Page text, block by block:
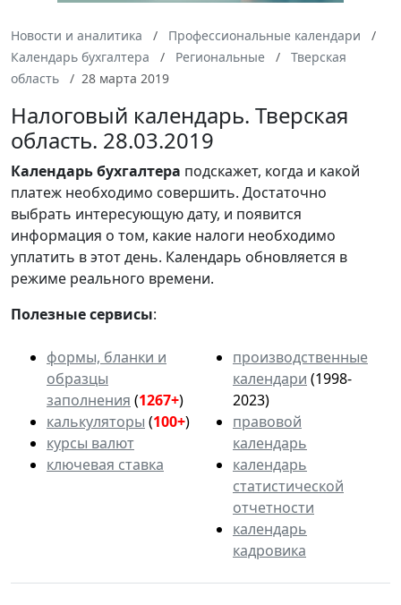
Новости и аналитика
Профессиональные календари
Календарь бухгалтера
Региональные
Тверская
область
28 марта 2019
Налоговый календарь. Тверская
область. 28.03.2019
Календарьбухгалтера подскажет, когда и какой
платеж необходимо совершить. Достаточно
выбрать интересующую дату, и появится
информация о том, какие налоги необходимо
уплатить в этот день. Календарь обновляется в
режиме реального времени.
Полезные сервисы:
формы, бланки и
образцы
заполнения (1267+)
калькуляторы (100+)
курсы валют
ключевая ставка
производственные
календари (1998-
2023)
правовой
календарь
календарь
статистической
отчетности
календарь
кадровика